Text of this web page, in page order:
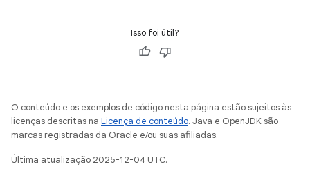
Isso foi útil?
O conteúdo e os exemplos de código nesta página estão sujeitos às
licenças descritas na Licença de conteúdo. Java e OpenJDK são
marcas registradas da Oracle e/ou suas afiliadas.
Última atualização 2025-12-04 UTC.